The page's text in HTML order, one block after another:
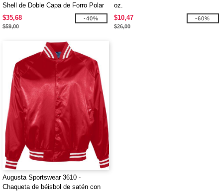
Shell de Doble Capa de Forro Polar
Bonded Cruise Tm
$35,68
$59,00
-40%
oz.
$10,47
$26,00
-60%
Augusta Sportswear 3610 -
Chaqueta de béisbol de satén con